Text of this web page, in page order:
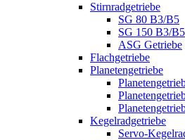
Stirnradgetriebe
SG 80 B3/B5
SG 150 B3/B5
ASG Getriebe
Flachgetriebe
Planetengetriebe
Kegelradgetriebe
Servo-